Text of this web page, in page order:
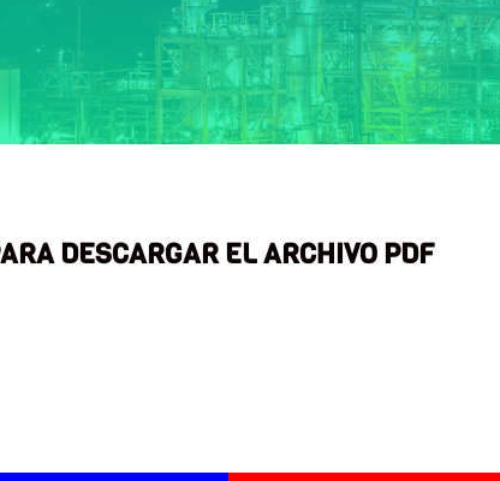
DESCARGAR EL ARCHIVO PDF